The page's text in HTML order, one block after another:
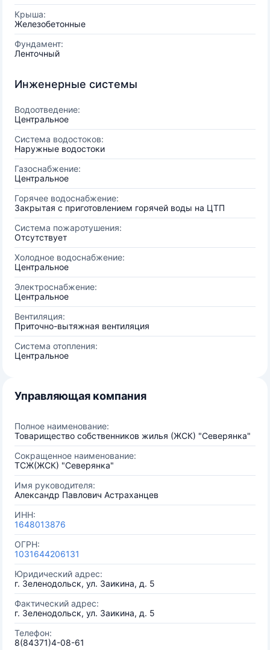
Крыша:
Железобетонные
Фундамент:
Ленточный
Инженерные системы
Водоотведение:
Центральное
Система водостоков:
Наружные водостоки
Газоснабжение:
Центральное
Горячее водоснабжение:
Закрытая с приготовлением горячей воды на ЦТП
Система пожаротушения:
Отсутствует
Холодное водоснабжение:
Центральное
Электроснабжение:
Центральное
Вентиляция:
Приточно-вытяжная вентиляция
Система отопления:
Центральное
Управляющая компания
Полное наименование:
Товарищество собственников жилья (ЖСК) "Северянка"
Сокращенное наименование:
ТСЖ(ЖСК) "Северянка"
Имя руководителя:
Александр Павлович Астраханцев
ИНН:
1648013876
ОГРН:
1031644206131
Юридический адрес:
г. Зеленодольск, ул. Заикина, д. 5
Фактический адрес:
г. Зеленодольск, ул. Заикина, д. 5
Телефон:
8(84371)4-08-61